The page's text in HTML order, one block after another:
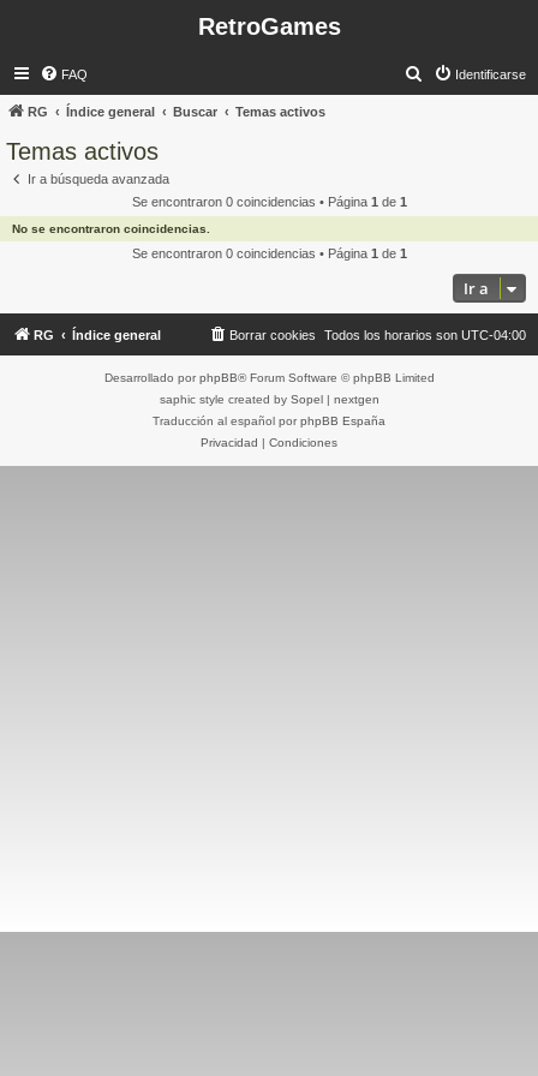
RetroGames
FAQ Identificarse
r
RG Índice general Buscar Temas activos
Temas activos
Ir a búsqueda avanzada
Se encontraron 0 coincidencias • Página 1 de 1
No se encontraron coincidencias.
Se encontraron 0 coincidencias • Página 1 de 1
Ir a
RG Índice general Todos los horarios son UTC-04:00
Borrar cookies
Desarrollado por phpBB® Forum Software © phpBB Limited
saphic style created by Sopel| nextgen
Traducción al español por phpBB España
Privacidad | Condiciones